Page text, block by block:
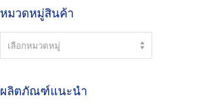
หมวดหมู่สินค้า
Select a category
เลือกหมวดหมู่
ผลิตภัณฑ์แนะนำ